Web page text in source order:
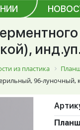
инд.уп.
из пластика
96-